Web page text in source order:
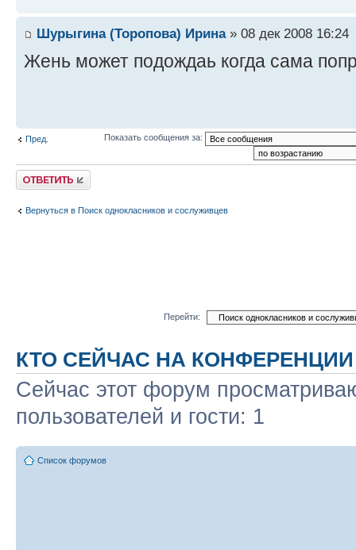
Шурыгина (Торопова) Ирина» 08 дек 2008 16:24
Жень может подождаь когда сама
Пред. Показать сообщения за:
Ответить
Вернуться в Поиск однокласников и сослуживцев
Перейти:
КТО СЕЙЧАС НА КОНФЕРЕНЦИИ
Сейчас этот форум
пользователей и гости: 1
Список форумов